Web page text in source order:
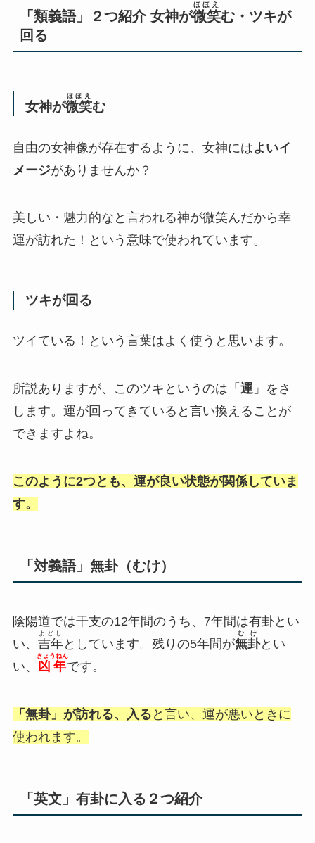
「類義語」２つ紹介 女神が微笑
ほほえ
む・ツキが
回る
女神が微笑
ほほえ
む
自由の女神像が存在するように、女神にはよいイ
メージがありませんか？
美しい・魅力的なと言われる神が微笑んだから幸
運が訪れた！という意味で使われています。
ツキが回る
ツイている！という言葉はよく使うと思います。
所説ありますが、このツキというのは「 運 」をさ
します。運が回ってきていると言い換えることが
できますよね。
このように2つとも、運が良い状態が関係していま
す。
「対義語」無卦（むけ）
陰陽道では干支の12年間のうち、7年間は有卦とい
い、 吉年
よどし
としています。残りの5年間が無卦
むけ
とい
い、
凶年
きょうねん
です。
「無卦」が訪れる、入る と言い、運が悪いときに
使われます。
「英文」有卦に入る２つ紹介